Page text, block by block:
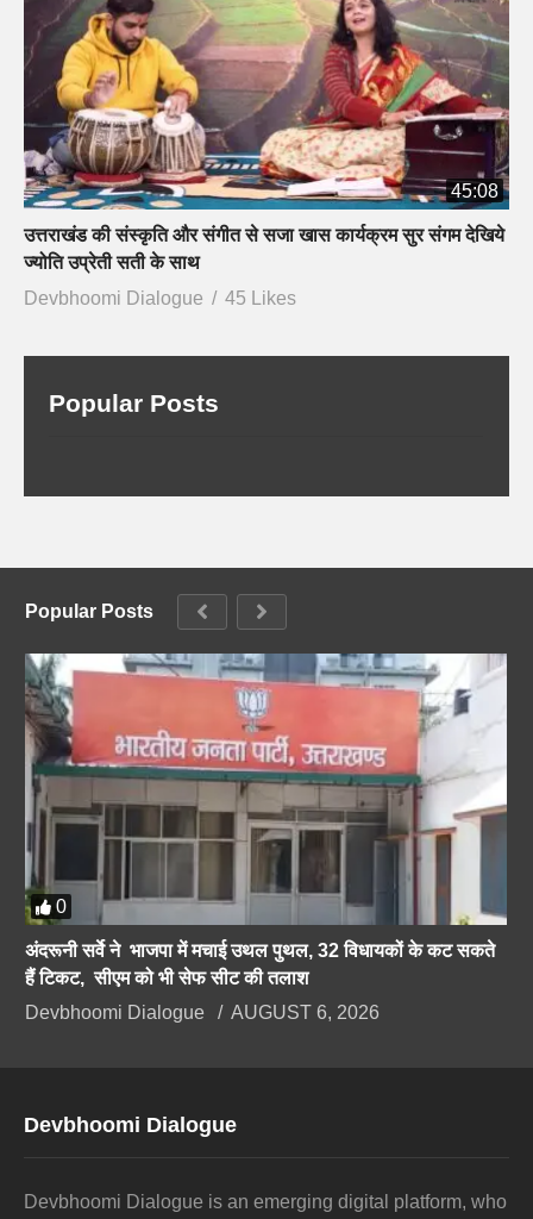
45:08
उत्तराखंड की संस्कृति और संगीत से सजा खास कार्यक्रम सुर संगम देखिये
ज्योति उप्रेती सती के साथ
Devbhoomi Dialogue
45 Likes
Popular Posts
Popular Posts
0
अंदरूनी सर्वे ने भाजपा में मचाई उथल पुथल, 32 विधायकों के कट सकते
हैं टिकट, सीएम को भी सेफ सीट की तलाश
Devbhoomi Dialogue
AUGUST 6, 2026
Devbhoomi Dialogue
Devbhoomi Dialogue is an emerging digital platform, who